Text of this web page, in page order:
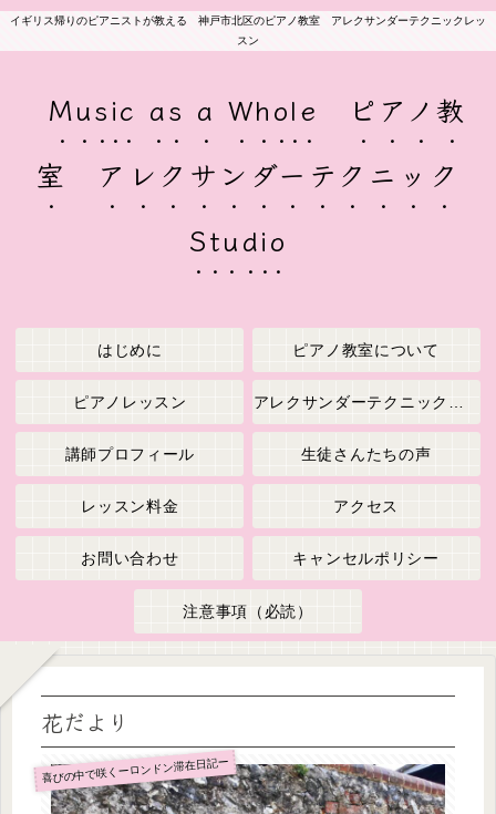
イギリス帰りのピアニストが教える 神戸市北区のピアノ教室 アレクサンダーテクニックレッ
スン
Music as a Whole ピアノ教
室 アレクサンダーテクニック
Studio
はじめに ピアノ教室について
ピアノレッスン
講師プロフィール 生徒さんたちの声
レッスン料金 アクセス
お問い合わせ キャンセルポリシー
注意事項（必読）
花だより
喜びの中で咲くーロンドン滞在日記ー